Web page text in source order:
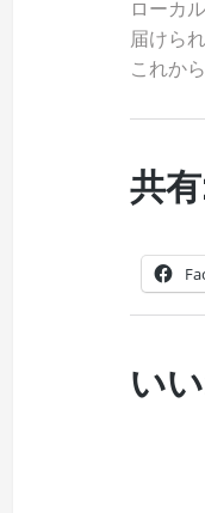
ローカ
届けら
これか
共
い